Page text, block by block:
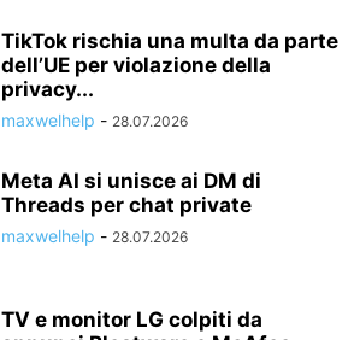
TikTok rischia una multa da parte
dell’UE per violazione della
privacy...
maxwelhelp - 28.07.2026
Meta AI si unisce ai DM di
Threads per chat private
maxwelhelp - 28.07.2026
TV e monitor LG colpiti da